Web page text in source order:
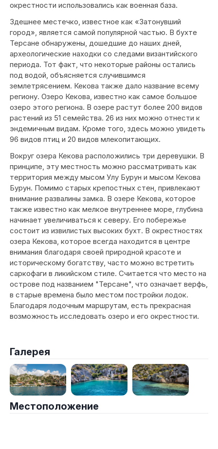
окрестности использовались как военная база.
Здешнее местечко, известное как «Затонувший
город», является самой популярной частью. В бухте
Терсане обнаружены, дошедшие до наших дней,
археологические находки со следами византийского
периода. Тот факт, что некоторые районы остались
под водой, объясняется случившимся
землетрясением. Кекова также дало название всему
региону. Озеро Кекова, известно как самое большое
озеро этого региона. В озере растут более 200 видов
растений из 51 семейства. 26 из них можно отнести к
эндемичным видам. Кроме того, здесь можно увидеть
96 видов птиц и 20 видов млекопитающих.
Вокруг озера Кекова расположились три деревушки. В
принципе, эту местность можно рассматривать как
территория между мысом Улу Бурун и мысом Кекова
Бурун. Помимо старых крепостных стен, привлекают
внимание развалины замка. В озере Кекова, которое
также известно как мелкое внутреннее море, глубина
начинает увеличиваться к северу. Его побережье
состоит из извилистых высоких бухт. В окрестностях
озера Кекова, которое всегда находится в центре
внимания благодаря своей природной красоте и
историческому богатству, часто можно встретить
саркофаги в ликийском стиле. Считается что место на
острове под названием "Терсане", что означает верфь,
в старые времена было местом постройки лодок.
Благодаря лодочным маршрутам, есть прекрасная
возможность исследовать озеро и его окрестности.
Галерея
Местоположение